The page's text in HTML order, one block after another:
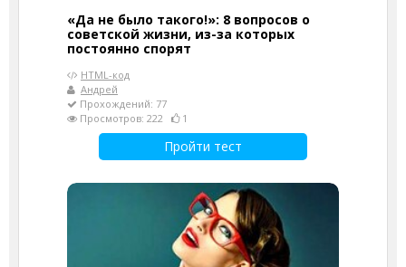
«Да не было такого!»: 8 вопросов о
советской жизни, из-за которых
постоянно спорят
HTML-код
Андрей
Прохождений: 77
Просмотров: 222
1
Пройти тест